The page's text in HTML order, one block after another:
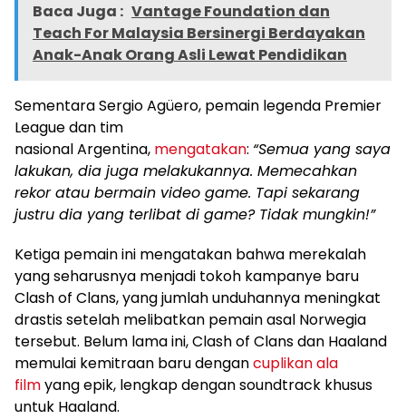
Baca Juga : Vantage Foundation dan
Teach For Malaysia Bersinergi Berdayakan
Anak-Anak Orang Asli Lewat Pendidikan
Sementara Sergio Agüero, pemain legenda Premier
League dan tim
nasionalArgentina, mengatakan: “Semua yang saya
lakukan, dia juga melakukannya. Memecahkan
rekor atau bermain video game. Tapi sekarang
justru dia yang terlibat di game? Tidak mungkin!”
Ketiga pemain ini mengatakan bahwa merekalah
yang seharusnya menjadi tokoh kampanye baru
Clash of Clans, yang jumlah unduhannya meningkat
drastis setelah melibatkan pemain asal Norwegia
tersebut. Belum lama ini, Clash of Clans dan Haaland
memulai kemitraan baru dengancuplikan ala
filmyang epik, lengkap dengan soundtrack khusus
untuk Haaland.